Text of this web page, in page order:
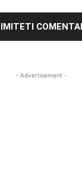
- Advertisement -